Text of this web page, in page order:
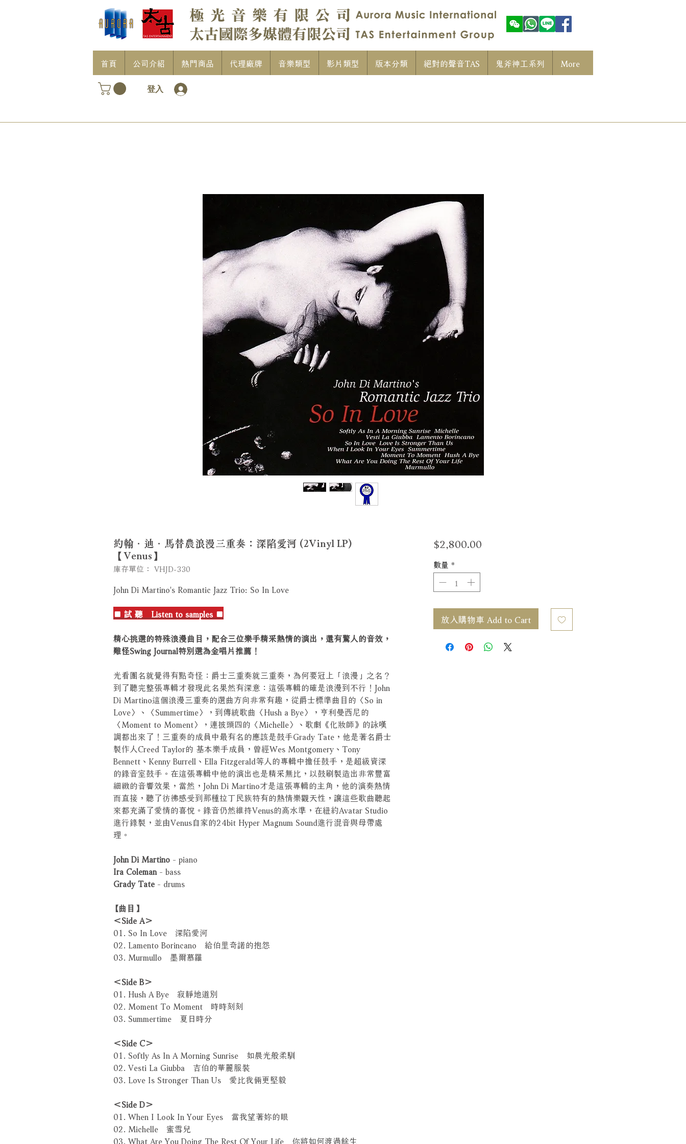
首頁 公司介紹 熱門商品 代理廠牌 音樂類型 影片類型 版本分類 絕對的聲音TAS 鬼斧神工系列 More
登入
約翰．迪．馬替農浪漫三重奏：深陷愛河 (2Vinyl LP)
【Venus】
庫存單位： VHJD-330
John Di Martino's Romantic Jazz Trio: So In Love
■ 試 聽 Listen to samples ■
精心挑選的特殊浪漫曲目，配合三位樂手精采熱情的演出，還有驚人的音效，
難怪Swing Journal特別選為金唱片推薦！
光看團名就覺得有點奇怪：爵士三重奏就三重奏，為何要冠上「浪漫」之名？
到了聽完整張專輯才發現此名果然有深意：這張專輯的確是浪漫到不行！John
Di Martino這個浪漫三重奏的選曲方向非常有趣，從爵士標準曲目的〈So in
Love〉、〈Summertime〉，到傳統歌曲〈Hush a Bye〉，亨利曼西尼的
〈Moment to Moment〉，連披頭四的〈Michelle〉、歌劇《化妝師》的詠嘆
調都出來了！三重奏的成員中最有名的應該是鼓手Grady Tate，他是著名爵士
製作人Creed Taylor的 基本樂手成員，曾經Wes Montgomery、Tony
Bennett、Kenny Burrell、Ella Fitzgerald等人的專輯中擔任鼓手，是超級資深
的錄音室鼓手。在這張專輯中他的演出也是精采無比，以鼓刷製造出非常豐富
細緻的音響效果，當然，John Di Martino才是這張專輯的主角，他的演奏熱情
而直接，聽了彷彿感受到那種拉丁民族特有的熱情樂觀天性，讓這些歌曲聽起
來都充滿了愛情的喜悅。錄音仍然維持Venus的高水準，在紐約Avatar Studio
進行錄製，並由Venus自家的24bit Hyper Magnum Sound進行混音與母帶處
理。
John Di Martino - piano
Ira Coleman - bass
Grady Tate - drums
【曲目】
＜Side A＞
01. So In Love 深陷愛河
02. Lamento Borincano 給伯里奇諾的抱怨
03. Murmullo 墨爾慕羅
＜Side B＞
01. Hush A Bye 寂靜地道別
02. Moment To Moment 時時刻刻
03. Summertime 夏日時分
＜Side C＞
01. Softly As In A Morning Sunrise 如晨光般柔馴
02. Vesti La Giubba 吉伯的華麗服裝
03. Love Is Stronger Than Us 愛比我倆更堅毅
＜Side D＞
01. When I Look In Your Eyes 當我望著妳的眼
02. Michelle 蜜雪兒
03. What Are You Doing The Rest Of Your Life 你將如何渡過餘生
$2,800.00價
數量 *
放入購物車 Add to Cart